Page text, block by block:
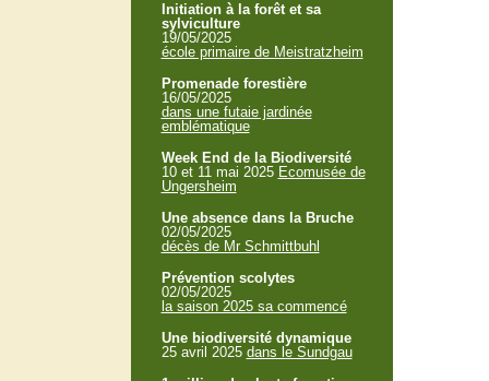
Initiation à la forêt et sa
sylviculture
19/05/2025
école primaire de Meistratzheim
Promenade forestière
16/05/2025
dans une futaie jardinée
emblématique
Week End de la Biodiversité
10 et 11 mai 2025 Ecomusée de
Ungersheim
Une absence dans la Bruche
02/05/2025
décès de Mr Schmittbuhl
Prévention scolytes
02/05/2025
la saison 2025 sa commencé
Une biodiversité dynamique
25 avril 2025 dans le Sundgau